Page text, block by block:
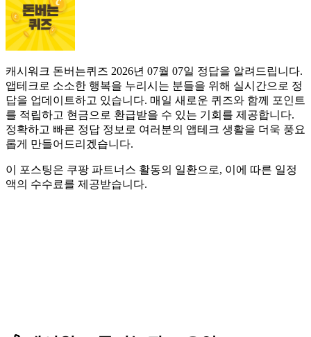
캐시워크 돈버는퀴즈 2026년 07월 07일 정답을 알려드립니다.
앱테크로 소소한 행복을 누리시는 분들을 위해 실시간으로 정
답을 업데이트하고 있습니다. 매일 새로운 퀴즈와 함께 포인트
를 적립하고 현금으로 환급받을 수 있는 기회를 제공합니다.
정확하고 빠른 정답 정보로 여러분의 앱테크 생활을 더욱 풍요
롭게 만들어드리겠습니다.
이 포스팅은 쿠팡 파트너스 활동의 일환으로, 이에 따른 일정
액의 수수료를 제공받습니다.